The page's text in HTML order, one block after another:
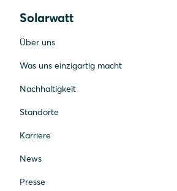
Solarwatt
Über uns
Was uns einzigartig macht
Nachhaltigkeit
Standorte
Karriere
News
Presse